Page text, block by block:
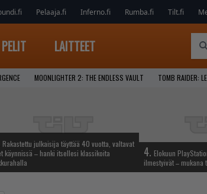
Pelaaja.fi Inferno.fi Rumba.fi Tilt.fi
PELIT LAITTEET
MOONLIGHTER 2: THE ENDLESS VAULT TOMB RAIDER:
Rakastettu julkaisija täyttää 40 vuotta, valtavat
käynnissä – hanki itsellesi klassikoita
4. Elokuun
ilmestyivät – mukana